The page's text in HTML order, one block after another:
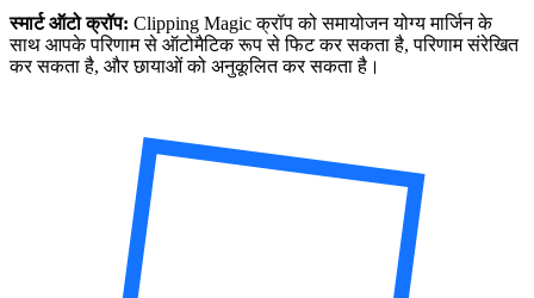
स्मार्ट ऑटो क्रॉप: Clipping Magic क्रॉप को समायोजन योग्य मार्जिन के
साथ आपके परिणाम से ऑटोमैटिक रूप से फिट कर सकता है, परिणाम संरेखित
कर सकता है, और छायाओं को अनुकूलित कर सकता है।